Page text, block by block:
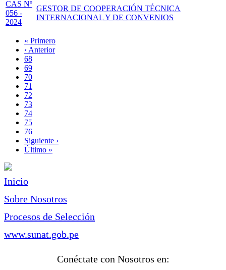
CAS Nº
056 -
2024
GESTOR DE COOPERACIÓN TÉCNICA
INTERNACIONAL Y DE CONVENIOS
Paginación
Primera
página
« Primero
Página
anterior
‹ Anterior
Page
68
Page
69
Page
70
Page
71
Página
actual
72
Page
73
Page
74
Page
75
Page
76
Siguiente
página
Siguiente ›
Última
Último »
Inicio
Sobre Nosotros
Procesos de Selección
www.sunat.gob.pe
Conéctate con Nosotros en: